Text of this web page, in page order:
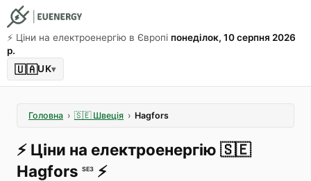
⚡️ Ціни на електроенергію в Європі понеділок, 10 серпня 2026
р.
🇺🇦UK▾
Головна › 🇸🇪 Швеція › Hagfors
⚡️ Ціни на електроенергію 🇸🇪
Hagfors SE3 ⚡️